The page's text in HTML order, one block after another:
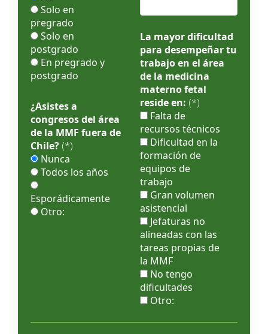
Solo en
pregrado
Solo en
postgrado
En pregrado y
postgrado
¿Asistes a
congresos del área
de la MMF fuera de
Chile? (*)
Nunca
Todos los años
Esporádicamente
Otro:
La mayor dificultad
para desempeñar tu
trabajo en el área
de la medicina
materno fetal
reside en: (*)
Falta de
recursos técnicos
Dificultad en la
formación de
equipos de
trabajo
Gran volumen
asistencial
Jefaturas no
alineadas con las
tareas propias de
la MMF
No tengo
dificultades
Otro: